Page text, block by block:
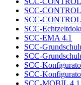
SCC-
SCC-CONTROL
SCC-
SCC-EMA 4.1
SCC-
SCC-
SCC-
SCC-
SCC-MOBIL